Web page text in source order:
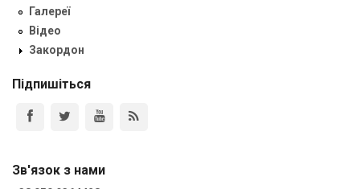
Галереї
Відео
Закордон
Підпишіться
Зв'язок з нами